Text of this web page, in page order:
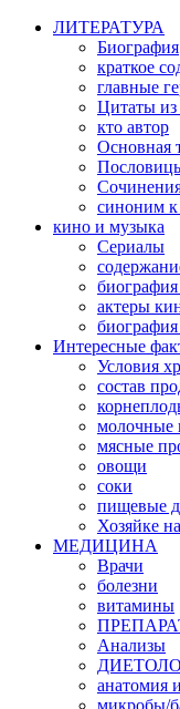
ЛИТЕРАТУРА
Биография
краткое
главные
Цитаты из
кто автор
Основная
синоним к
кино и музыка
Сериалы
биография
актеры
Интересные
Условия
состав
молочные
мясные
овощи
соки
пищевые
Хозяйке
МЕДИЦИНА
Врачи
болезни
витамины
Анализы
анатомия
микробы/